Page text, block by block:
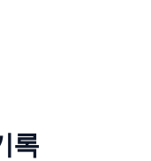
록